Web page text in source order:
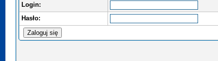
Login:
Hasło: